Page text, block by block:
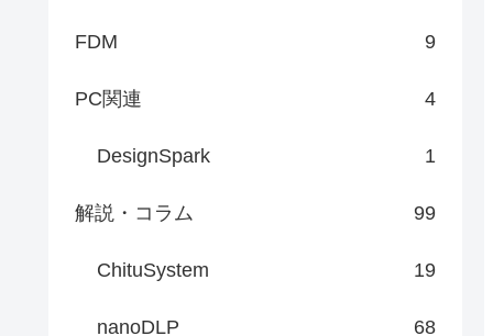
FDM 9
PC関連 4
DesignSpark 1
解説・コラム 99
ChituSystem 19
nanoDLP 68